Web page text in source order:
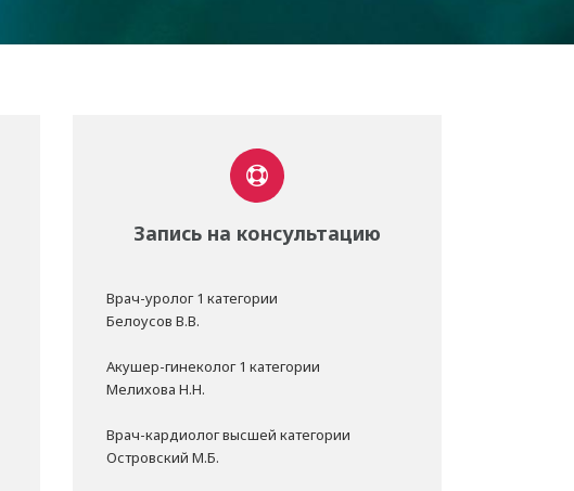
Запись на консультацию
Врач-уролог 1 категории
Белоусов В.В.
Акушер-гинеколог 1 категории
Мелихова Н.Н.
Врач-кардиолог высшей категории
Островский М.Б.